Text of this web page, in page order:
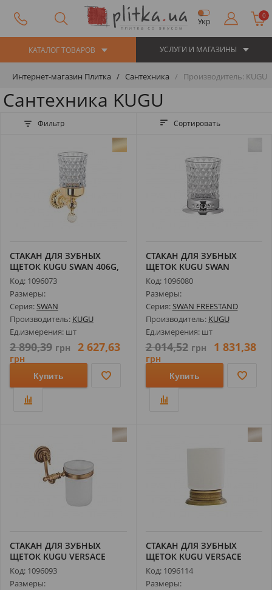
Укр
0
КАТАЛОГ ТОВАРОВ УСЛУГИ И МАГАЗИНЫ
Интернет-магазин Плитка Сантехника Производитель: KUGU
Сантехника KUGU
Фильтр Сортировать
СТАКАН ДЛЯ ЗУБНЫХ
ЩЕТОК KUGU SWAN 406G,
ЗОЛОТО
Код: 1096073
Размеры:
Серия:SWAN
Производитель: KUGU
Ед.измерения: шт
2 890,39 грн 2 627,63
грн
Купить
СТАКАН ДЛЯ ЗУБНЫХ
ЩЕТОК KUGU SWAN
FREESTAND 350C, ХР...
Код: 1096080
Размеры:
Серия:SWAN FREESTAND
Производитель: KUGU
Ед.измерения: шт
2 014,52 грн 1 831,38
грн
Купить
СТАКАН ДЛЯ ЗУБНЫХ
ЩЕТОК KUGU VERSACE
ANTIQUE 206A, Б...
Код: 1096093
Размеры:
СТАКАН ДЛЯ ЗУБНЫХ
ЩЕТОК KUGU VERSACE
FREESTAND 250A,...
Код: 1096114
Размеры: